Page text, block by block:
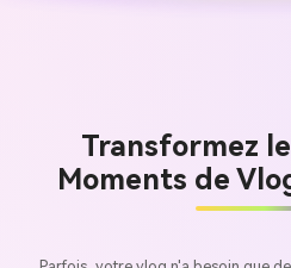
Transformez
Moments de